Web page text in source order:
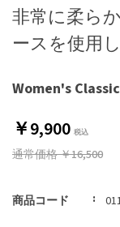
Women's
非常に柔ら
ースを使用
￥9,900
通常価格￥16,500
商品コード